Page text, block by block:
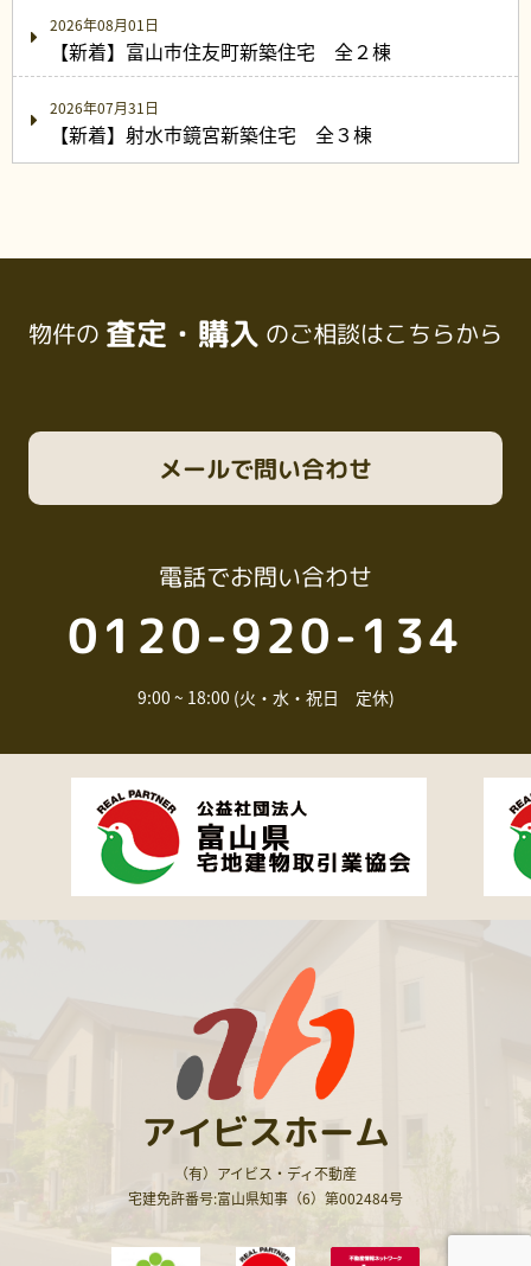
2026年08月01日
【新着】富山市住友町新築住宅 全２棟
2026年07月31日
【新着】射水市鏡宮新築住宅 全３棟
物件の 査定・購入 のご相談はこちらから
電話でお問い合わせ
0120-920-134
9:00 ~ 18:00 (火・水・祝日 定休)
メールで問い合わせ
アイビスホーム
（有）アイビス・ディ不動産
宅建免許番号:富山県知事（6）第002484号